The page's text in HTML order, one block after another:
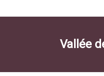
de
et
Haute-
Vallée